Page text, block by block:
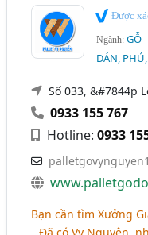
Được
Ngành:GỖ
DÁN,
Số 033, &#7844p
0933 155 767
Hotline:0933
Bạn cần tìm Xưởng
_ Đã có Vy Nguyên,